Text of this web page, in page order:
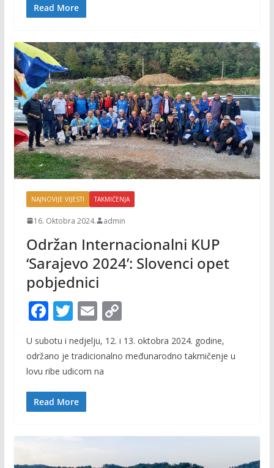
o
Read More
NAJNOVIJE VIJESTI TAKMIČENJA
16. Oktobra 2024. admin
Održan Internacionalni KUP
‘Sarajevo 2024’: Slovenci opet
pobjednici
F
e
b
o
o
T
w
itt
er
E
ai
l
C
p
U subotu i nedjelju, 12. i 13. oktobra 2024. godine,
održano je tradicionalno međunarodno takmičenje u
lovu ribe udicom na
Read More